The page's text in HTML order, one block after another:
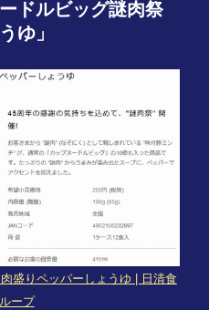
ドルビッグ謎肉祭
ゆ」
盛りペッパーしょうゆ | 日清食
ープ